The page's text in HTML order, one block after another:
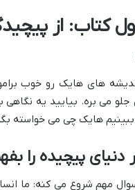
کتاب: از
های هایک رو خوب
می بره. بیایید یه نگاهی
هایک چی می خواسته
پیچیده را
مهم شروع می کنه: ما